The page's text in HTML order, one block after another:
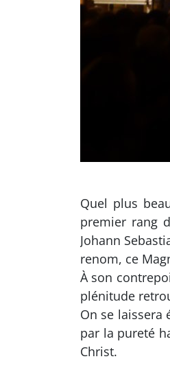
Quel plus
premier rang
Johann
renom, ce
À son
plénitude
On se laissera
par la pureté
Christ.